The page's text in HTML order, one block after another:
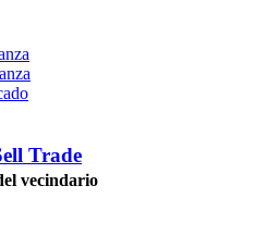
Trade
vecindario